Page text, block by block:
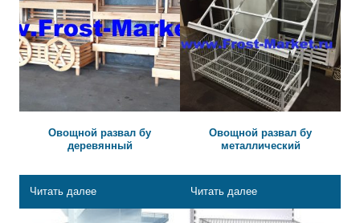
Овощной развал бу
деревянный
Читать далее
Овощной развал бу
металлический
Читать далее